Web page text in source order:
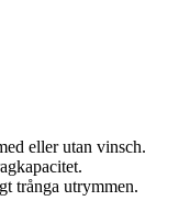
eller utan vinsch.
trånga utrymmen.